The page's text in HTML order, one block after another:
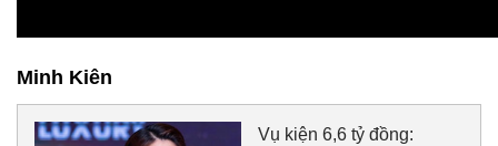
Minh Kiên
Vụ kiện 6,6 tỷ đồng: